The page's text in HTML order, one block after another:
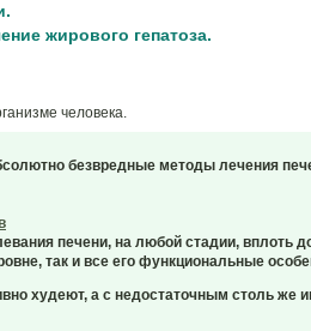
жирового гепатоза.
человека.
безвредные методы лечения
печени, на любой стадии, вплоть
так и все его функциональные
худеют, а с недостаточным столь же